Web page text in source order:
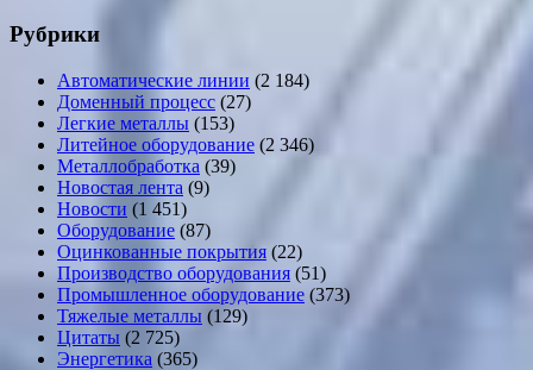
Рубрики
Автоматические линии (2 184)
Доменный процесс (27)
Легкие металлы (153)
Литейное оборудование (2 346)
Металлобработка (39)
Новостая лента (9)
Новости (1 451)
Оборудование (87)
Оцинкованные покрытия (22)
Производство оборудования (51)
Промышленное оборудование (373)
Тяжелые металлы (129)
Цитаты (2 725)
Энергетика (365)